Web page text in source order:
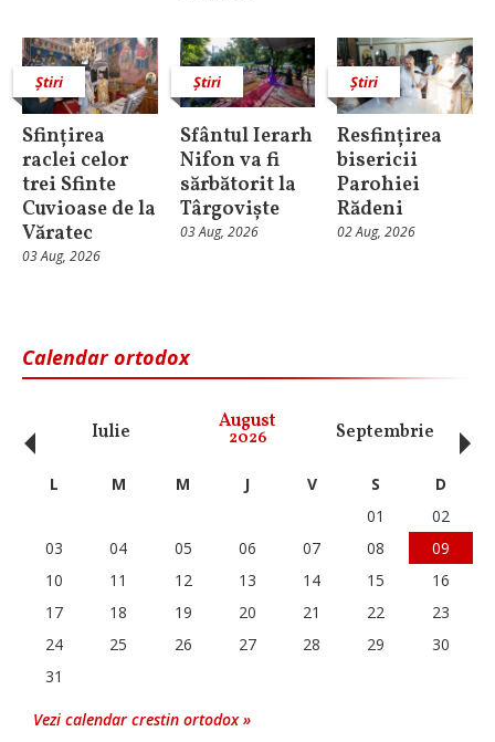
Știri
Sfințirea
raclei celor
trei Sfinte
Cuvioase de la
Văratec
03 Aug, 2026
Știri
Sfântul Ierarh
Nifon va fi
sărbătorit la
Târgoviște
03 Aug, 2026
Știri
Resfințirea
bisericii
Parohiei
Rădeni
02 Aug, 2026
Calendar ortodox
Iulie August
2026 Septembrie
‹ L M M J V S
D
01
02
03
04 05 06 07 08
09
10
11 12 13 14 15
16
17
18 19 20 21 22
23
24
25 26 27 28 29
30
31
Vezi calendar crestin ortodox »